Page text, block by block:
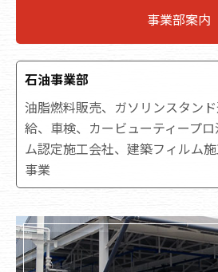
事業部案内
石油事業部
油脂燃料販売、ガソリンスタン
給、車検、カービューティープ
ム認定施工会社、建築フィルム
事業